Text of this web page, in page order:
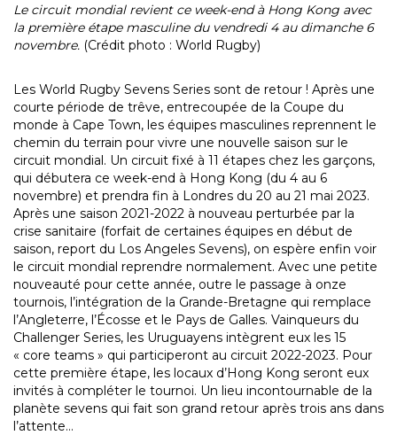
Le circuit mondial revient ce week-end à Hong Kong avec
la première étape masculine du vendredi 4 au dimanche 6
novembre. (Crédit photo : World Rugby)
Les World Rugby Sevens Series sont de retour ! Après une
courte période de trêve, entrecoupée de la Coupe du
monde à Cape Town, les équipes masculines reprennent le
chemin du terrain pour vivre une nouvelle saison sur le
circuit mondial. Un circuit fixé à 11 étapes chez les garçons,
qui débutera ce week-end à Hong Kong (du 4 au 6
novembre) et prendra fin à Londres du 20 au 21 mai 2023.
Après une saison 2021-2022 à nouveau perturbée par la
crise sanitaire (forfait de certaines équipes en début de
saison, report du Los Angeles Sevens), on espère enfin voir
le circuit mondial reprendre normalement. Avec une petite
nouveauté pour cette année, outre le passage à onze
tournois, l’intégration de la Grande-Bretagne qui remplace
l’Angleterre, l’Écosse et le Pays de Galles. Vainqueurs du
Challenger Series, les Uruguayens intègrent eux les 15
« core teams » qui participeront au circuit 2022-2023. Pour
cette première étape, les locaux d’Hong Kong seront eux
invités à compléter le tournoi. Un lieu incontournable de la
planète sevens qui fait son grand retour après trois ans dans
l’attente…